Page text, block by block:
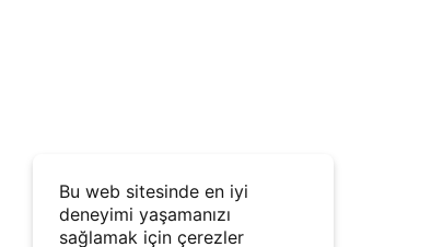
Bu web sitesinde en iyi
deneyimi yaşamanızı
sağlamak için çerezler